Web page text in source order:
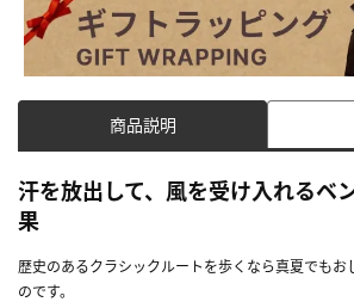
商品説明
汗を放出して、風を受け入れるベ
果
歴史のあるクラシックルートを歩くなら真夏でもお
のです。